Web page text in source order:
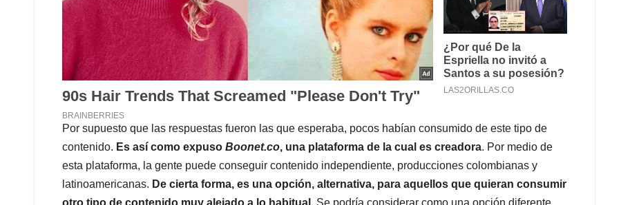
Por supuesto que las respuestas fueron las que esperaba, pocos habían consumido de este tipo de
contenido. Es así como expuso Boonet.co, una plataforma de la cual es creadora. Por medio de
esta plataforma, la gente puede conseguir contenido independiente, producciones colombianas y
latinoamericanas. De cierta forma, es una opción, alternativa, para aquellos que quieran consumir